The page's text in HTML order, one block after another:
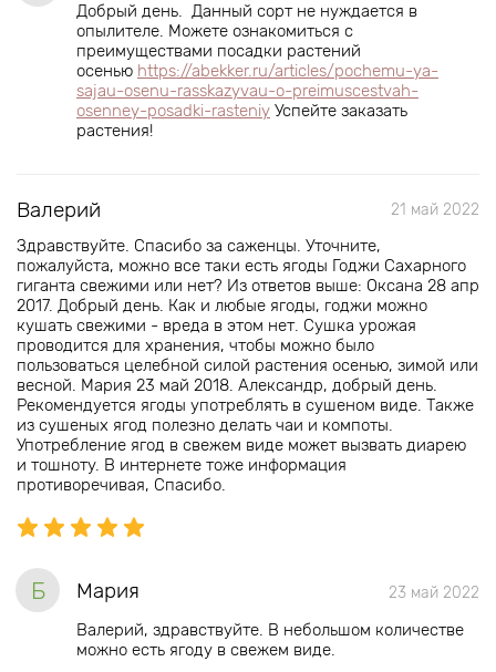
Добрый день. Данный сорт не нуждается в
опылителе. Можете ознакомиться с
преимуществами посадки растений
осенью https://abekker.ru/articles/pochemu-ya-
sajau-osenu-rasskazyvau-o-preimuscestvah-
osenney-posadki-rasteniy Успейте заказать
растения!
Валерий 21 май 2022
Здравствуйте. Спасибо за саженцы. Уточните,
пожалуйста, можно все таки есть ягоды Годжи Сахарного
гиганта свежими или нет? Из ответов выше: Оксана 28 апр
2017. Добрый день. Как и любые ягоды, годжи можно
кушать свежими - вреда в этом нет. Сушка урожая
проводится для хранения, чтобы можно было
пользоваться целебной силой растения осенью, зимой или
весной. Мария 23 май 2018. Александр, добрый день.
Рекомендуется ягоды употреблять в сушеном виде. Также
из сушеных ягод полезно делать чаи и компоты.
Употребление ягод в свежем виде может вызвать диарею
и тошноту. В интернете тоже информация
противоречивая, Спасибо.
Б Мария 23 май 2022
Валерий, здравствуйте. В небольшом количестве
можно есть ягоду в свежем виде.